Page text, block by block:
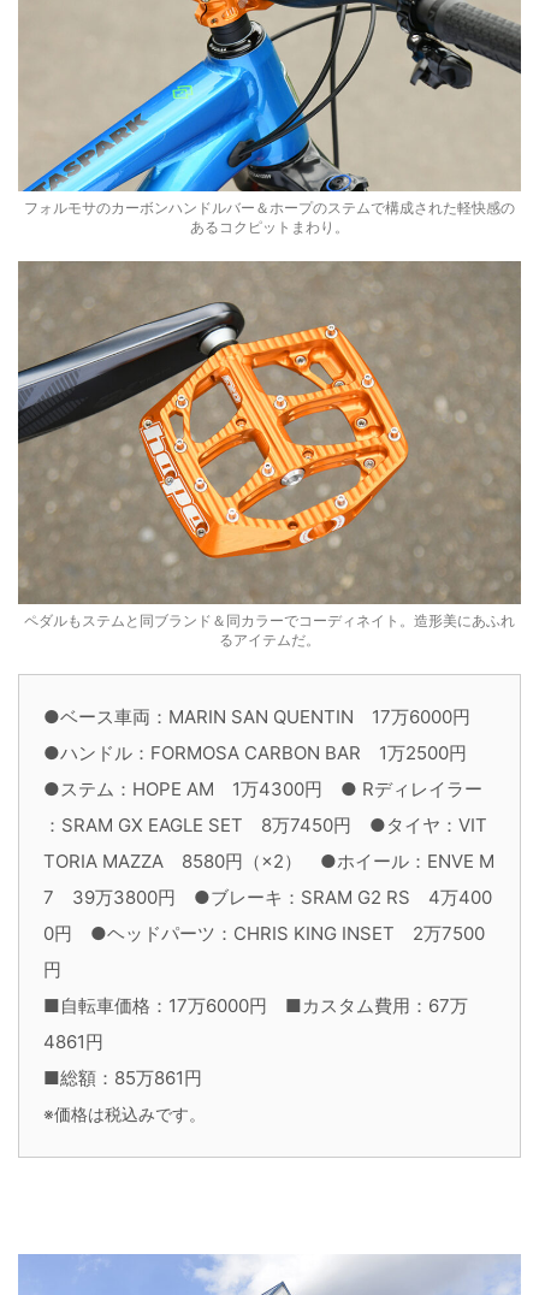
フォルモサのカーボンハンドルバー＆ホープのステムで構成された軽快感の
あるコクピットまわり。
ペダルもステムと同ブランド＆同カラーでコーディネイト。造形美にあふれ
るアイテムだ。
●ベース車両：MARIN SAN QUENTIN 17万6000円
●ハンドル：FORMOSA CARBON BAR 1万2500円
●ステム：HOPE AM 1万4300円 ● Rディレイラー
：SRAM GX EAGLE SET 8万7450円 ●タイヤ：VIT
TORIA MAZZA 8580円（×2） ●ホイール：ENVE M
7 39万3800円 ●ブレーキ：SRAM G2 RS 4万400
0円 ●ヘッドパーツ：CHRIS KING INSET 2万7500
円
■自転車価格：17万6000円 ■カスタム費用：67万
4861円
■総額：85万861円
※価格は税込みです。